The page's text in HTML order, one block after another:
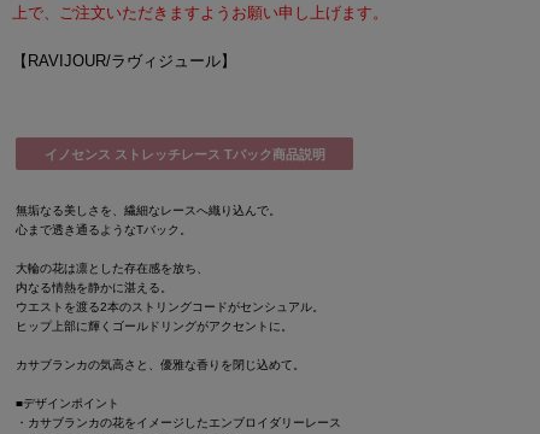
上で、ご注文いただきますようお願い申し上げます。
【RAVIJOUR/ラヴィジュール】
イノセンス ストレッチレース Tバック商品説明
無垢なる美しさを、繊細なレースへ織り込んで。
心まで透き通るようなTバック。
大輪の花は凛とした存在感を放ち、
内なる情熱を静かに湛える。
ウエストを渡る2本のストリングコードがセンシュアル。
ヒップ上部に輝くゴールドリングがアクセントに。
カサブランカの気高さと、優雅な香りを閉じ込めて。
■デザインポイント
・カサブランカの花をイメージしたエンブロイダリーレース